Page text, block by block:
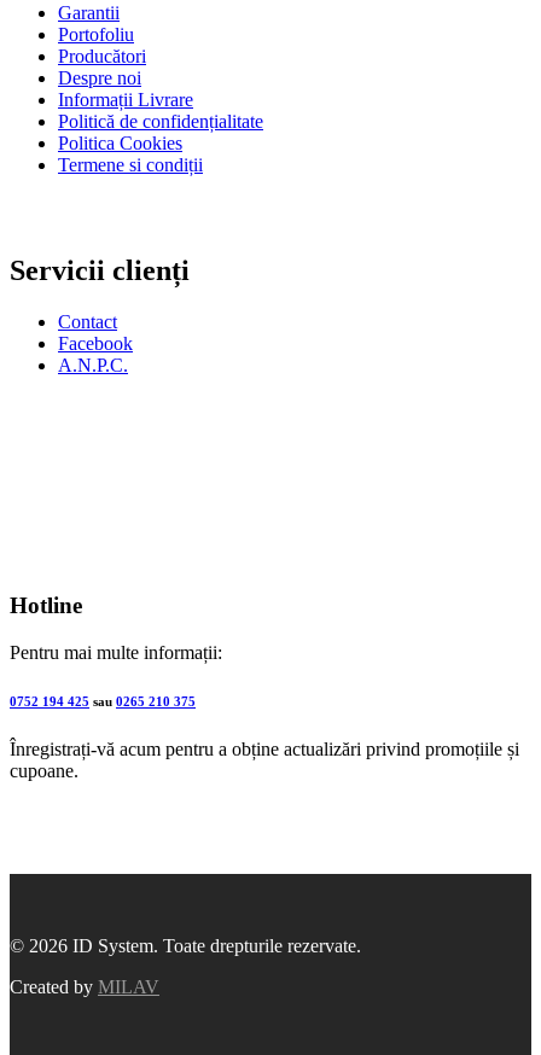
Garantii
Portofoliu
Producători
Despre noi
Informații Livrare
Politică de confidențialitate
Politica Cookies
Termene si condiții
Servicii clienți
Contact
Facebook
A.N.P.C.
Hotline
Pentru mai multe informații:
0752 194 425 sau 0265 210 375
Înregistrați-vă acum pentru a obține actualizări privind promoțiile și
cupoane.
© 2026 ID System. Toate drepturile rezervate.
Created by MILAV